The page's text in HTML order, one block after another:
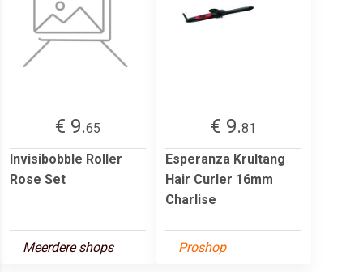
€ 9.65
Invisibobble Roller
Rose Set
Meerdere shops
€ 9.81
Esperanza Krultang
Hair Curler 16mm
Charlise
Proshop